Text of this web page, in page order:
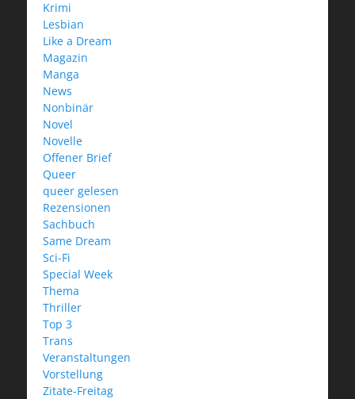
Krimi
Lesbian
Like a Dream
Magazin
Manga
News
Nonbinär
Novel
Novelle
Offener Brief
Queer
queer gelesen
Rezensionen
Sachbuch
Same Dream
Sci-Fi
Special Week
Thema
Thriller
Top 3
Trans
Veranstaltungen
Vorstellung
Zitate-Freitag